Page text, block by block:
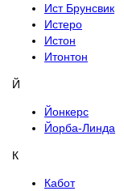
Ист Брунсвик
Истеро
Истон
Итонтон
Й
Йонкерс
Йорба-Линда
К
Кабот